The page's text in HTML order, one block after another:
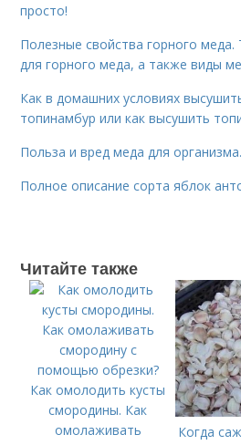
просто!
Полезные свойства горного
для горного меда, а также виды
Как в домашних условиях
топинамбур или как высушить
Польза и вред меда для
Полное описание сорта яблок
Читайте также
Как омолодить кусты
смородины. Как
омолаживать
Когда